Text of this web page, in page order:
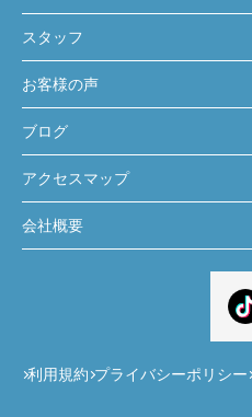
スタッフ
お客様の声
ブログ
アクセスマップ
会社概要
利用規約 プライバシーポリシー